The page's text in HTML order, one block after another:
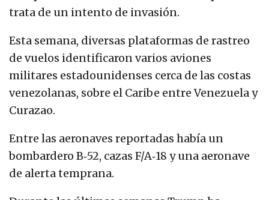
trata de un intento de invasión.
Esta semana, diversas plataformas de rastreo
de vuelos identificaron varios aviones
militares estadounidenses cerca de las costas
venezolanas, sobre el Caribe entre Venezuela y
Curazao.
Entre las aeronaves reportadas había un
bombardero B‑52, cazas F/A‑18 y una aeronave
de alerta temprana.